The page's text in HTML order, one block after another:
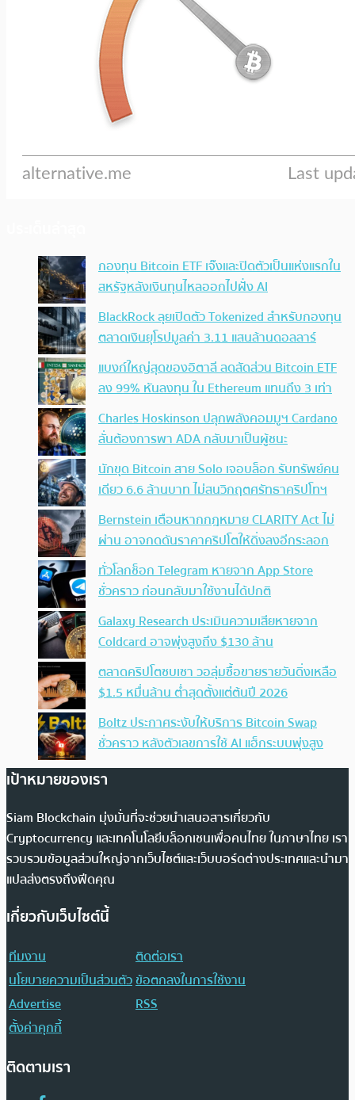
กองทุน Bitcoin ETF เจ๊งและปิดตัวเป็นแห่งแรกใน
สหรัฐหลังเงินทุนไหลออกไปฝั่ง AI
BlackRock ลุยเปิดตัว Tokenized สำหรับกองทุน
ตลาดเงินยุโรปมูลค่า 3.11 แสนล้านดอลลาร์
แบงก์ใหญ่สุดของอิตาลี ลดสัดส่วน Bitcoin ETF
ลง 99% หันลงทุน ใน Ethereum แทนถึง 3 เท่า
Charles Hoskinson ปลุกพลังคอมมูฯ Cardano
ลั่นต้องการพา ADA กลับมาเป็นผู้ชนะ
นักขุด Bitcoin สาย Solo เจอบล็อก รับทรัพย์คน
เดียว 6.6 ล้านบาท ไม่สนวิกฤตศรัทธาคริปโทฯ
Bernstein เตือนหากกฎหมาย CLARITY Act ไม่
ผ่าน อาจกดดันราคาคริปโตให้ดิ่งลงอีกระลอก
ทั่วโลกช็อก Telegram หายจาก App Store
ชั่วคราว ก่อนกลับมาใช้งานได้ปกติ
Galaxy Research ประเมินความเสียหายจาก
Coldcard อาจพุ่งสูงถึง $130 ล้าน
ตลาดคริปโตซบเซา วอลุ่มซื้อขายรายวันดิ่งเหลือ
$1.5 หมื่นล้าน ต่ำสุดตั้งแต่ต้นปี 2026
Boltz ประกาศระงับให้บริการ Bitcoin Swap
ชั่วคราว หลังตัวเลขการใช้ AI แฮ็กระบบพุ่งสูง
เป้าหมายของเรา
Siam Blockchain มุ่งมั่นที่จะช่วยนำเสนอสารเกี่ยวกับ
Cryptocurrency และเทคโนโลยีบล็อกเชนเพื่อคนไทย ในภาษาไทย เรา
รวบรวมข้อมูลส่วนใหญ่จากเว็บไซต์และเว็บบอร์ดต่างประเทศและนำมา
แปลส่งตรงถึงฟีดคุณ
เกี่ยวกับเว็บไซต์นี้
ทีมงาน
ติดต่อเรา
นโยบายความเป็นส่วนตัวข้อตกลงในการใช้งาน
Advertise
RSS
ตั้งค่าคุกกี้
ติดตามเรา